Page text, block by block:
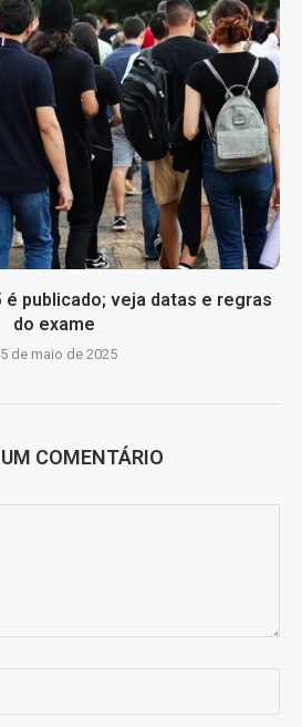
é publicado; veja datas e regras
do exame
de maio de 2025
UM COMENTÁRIO